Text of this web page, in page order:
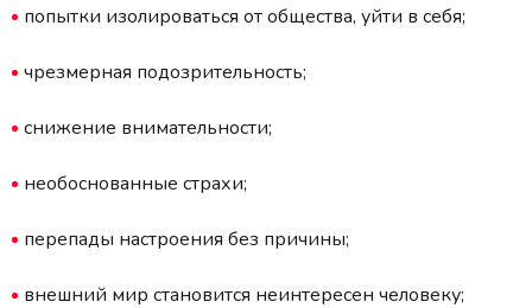
попытки изолироваться от общества, уйти в себя;
чрезмерная подозрительность;
снижение внимательности;
необоснованные страхи;
перепады настроения без причины;
внешний мир становится неинтересен человеку;